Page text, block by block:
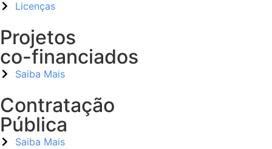
Licenças
Projetos
co-financiados
Saiba Mais
Contratação
Pública
Saiba Mais